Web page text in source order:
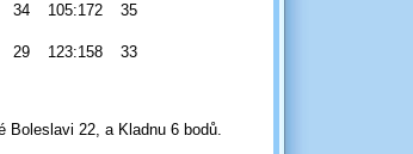
34 105:172 35
29 123:158 33
Boleslavi 22, a Kladnu 6 bodů.